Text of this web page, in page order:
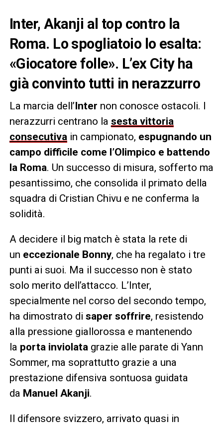
Inter, Akanji al top contro la
Roma. Lo spogliatoio lo esalta:
«Giocatore folle». L’ex City ha
già convinto tutti in nerazzurro
La marcia dell’Inter non conosce ostacoli. I
nerazzurri centrano la sesta vittoria
consecutiva in campionato, espugnando un
campo difficile come l’Olimpico e battendo
la Roma. Un successo di misura, sofferto ma
pesantissimo, che consolida il primato della
squadra di Cristian Chivu e ne conferma la
solidità.
A decidere il big match è stata la rete di
un eccezionale Bonny, che ha regalato i tre
punti ai suoi. Ma il successo non è stato
solo merito dell’attacco. L’Inter,
specialmente nel corso del secondo tempo,
ha dimostrato di saper soffrire, resistendo
alla pressione giallorossa e mantenendo
la porta inviolata grazie alle parate di Yann
Sommer, ma soprattutto grazie a una
prestazione difensiva sontuosa guidata
da Manuel Akanji.
Il difensore svizzero, arrivato quasi in